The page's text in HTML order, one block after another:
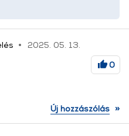
2025. 05. 13.
0
Új hozzászólás »